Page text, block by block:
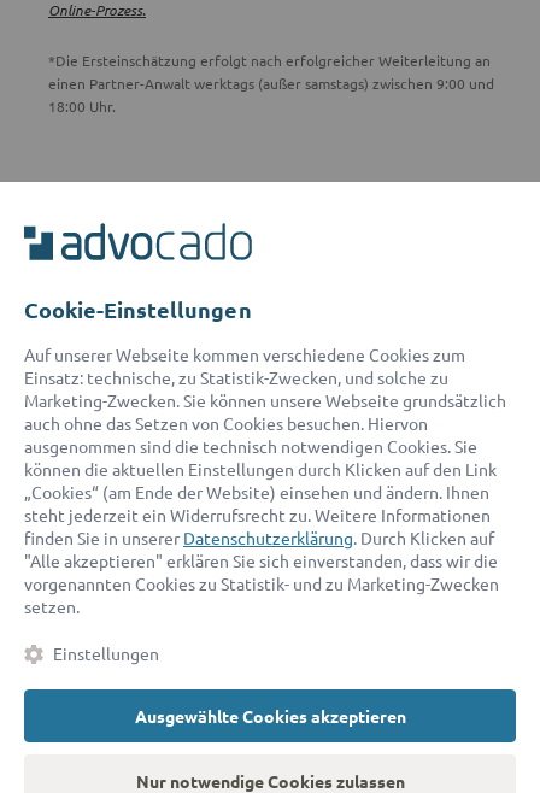
Online-Prozess.
*Die Ersteinschätzung erfolgt nach erfolgreicher Weiterleitung an
einen Partner-Anwalt werktags (außer samstags) zwischen 9:00 und
18:00 Uhr.
Unser Serviceteam ist von 8:00 bis 17:00 Uhr für Sie erreichbar.
E-Mail:
service@advocado.com
© 2026 advocado - einfach online den passenden Rechtsanwalt finden
Auszeichnungen:
KontaktDatenschutzImpressumFaktenAGB
CookiesBarrierefreiheitserklärung
Cookie-Einstellungen
Auf unserer Webseite kommen verschiedene Cookies zum
Einsatz: technische, zu Statistik-Zwecken, und solche zu
Marketing-Zwecken. Sie können unsere Webseite grundsätzlich
auch ohne das Setzen von Cookies besuchen. Hiervon
ausgenommen sind die technisch notwendigen Cookies. Sie
können die aktuellen Einstellungen durch Klicken auf den Link
„Cookies“ (am Ende der Website) einsehen und ändern. Ihnen
steht jederzeit ein Widerrufsrecht zu. Weitere Informationen
finden Sie in unserer Datenschutzerklärung. Durch Klicken auf
"Alle akzeptieren" erklären Sie sich einverstanden, dass wir die
vorgenannten Cookies zu Statistik- und zu Marketing-Zwecken
setzen.
Einstellungen
Ausgewählte Cookies akzeptieren
Nur notwendige Cookies zulassen